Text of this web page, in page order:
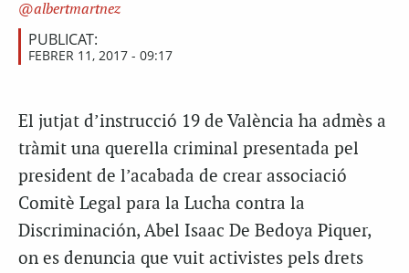
albertmartnez
PUBLICAT:
FEBRER 11, 2017 - 09:17
El jutjat d’instrucció 19 de València ha admès a
tràmit una querella criminal presentada pel
president de l’acabada de crear associació
Comitè Legal para la Lucha contra la
Discriminación, Abel Isaac De Bedoya Piquer,
on es denuncia que vuit activistes pels drets